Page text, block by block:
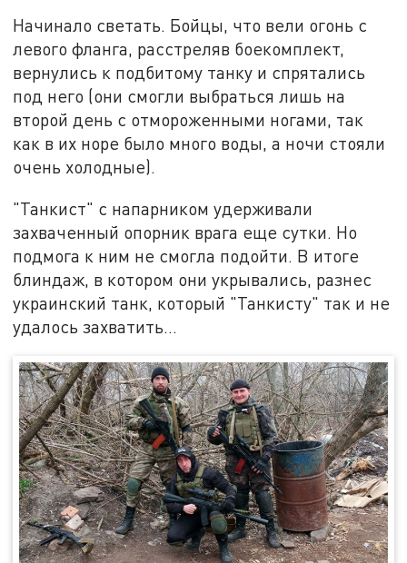
Начинало светать. Бойцы, что вели огонь с
левого фланга, расстреляв боекомплект,
вернулись к подбитому танку и спрятались
под него (они смогли выбраться лишь на
второй день с отмороженными ногами, так
как в их норе было много воды, а ночи стояли
очень холодные).
"Танкист" с напарником удерживали
захваченный опорник врага еще сутки. Но
подмога к ним не смогла подойти. В итоге
блиндаж, в котором они укрывались, разнес
украинский танк, который "Танкисту" так и не
удалось захватить…